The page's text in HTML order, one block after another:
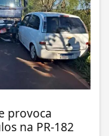
provoca
na PR-182